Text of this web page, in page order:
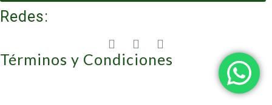
Redes:
Términos y Condiciones